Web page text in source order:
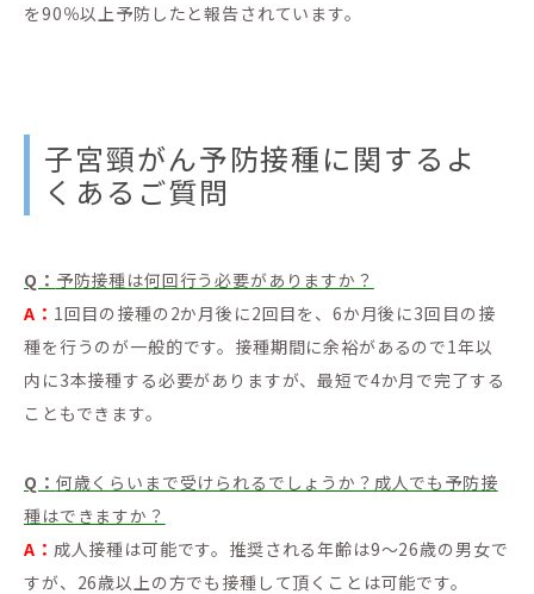
を90％以上予防したと報告されています。
子宮頸がん予防接種に関するよ
くあるご質問
Q： 予防接種は何回行う必要がありますか？
A： 1回目の接種の2か月後に2回目を、6か月後に3回目の接
種を行うのが一般的です。接種期間に余裕があるので1年以
内に3本接種する必要がありますが、最短で4か月で完了する
こともできます。
Q： 何歳くらいまで受けられるでしょうか？成人でも予防接
種はできますか？
A： 成人接種は可能です。推奨される年齢は9～26歳の男女で
すが、26歳以上の方でも接種して頂くことは可能です。